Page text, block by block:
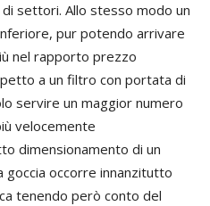
settori. Allo stesso modo un
pur potendo arrivare
nel rapporto prezzo
a un filtro con portata di
servire un maggior numero
velocemente
dimensionamento di un
occorre innanzitutto
tenendo però conto del